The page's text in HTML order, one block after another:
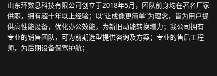
山东环数息科技有限公司创立于2018年5月，团队前身均在著名厂家
供职，拥有超十年以上经验；以“让成像更简单”为理念，皆为用户提
供高性能设备，优化办公效能，为新旧动能转换增力；我公司拥有
专业的销售团队，可为前期选型提供咨询及方案；专业的售后工程
师，为后期设备保驾护航；